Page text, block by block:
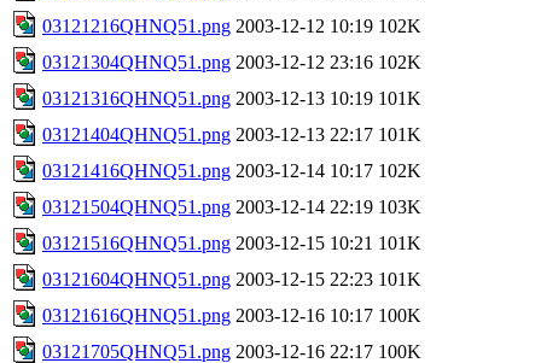
03121216QHNQ51.png 2003-12-12 10:19 102K
03121304QHNQ51.png 2003-12-12 23:16 102K
03121316QHNQ51.png 2003-12-13 10:19 101K
03121404QHNQ51.png 2003-12-13 22:17 101K
03121416QHNQ51.png 2003-12-14 10:17 102K
03121504QHNQ51.png 2003-12-14 22:19 103K
03121516QHNQ51.png 2003-12-15 10:21 101K
03121604QHNQ51.png 2003-12-15 22:23 101K
03121616QHNQ51.png 2003-12-16 10:17 100K
03121705QHNQ51.png 2003-12-16 22:17 100K